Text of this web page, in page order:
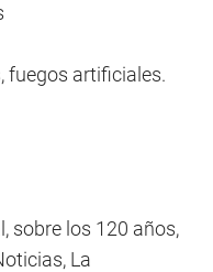
fuegos artificiales.
sobre los 120 años,
La